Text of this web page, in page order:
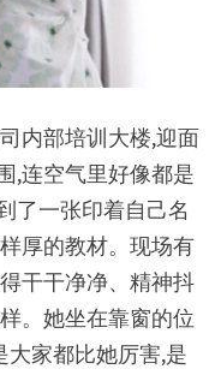
内部培训大楼,迎面
,连空气里好像都是
了一张印着自己名
厚的教材。现场有
干干净净、精神抖
。她坐在靠窗的位
大家都比她厉害,是